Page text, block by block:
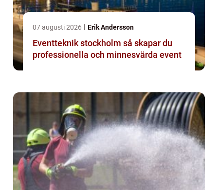
07 augusti 2026 Erik Andersson
Eventteknik stockholm så skapar du
professionella och minnesvärda event